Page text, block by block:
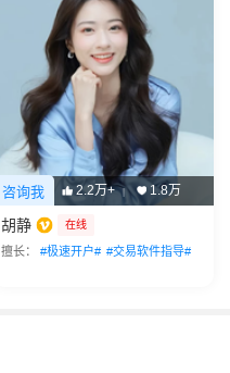
咨询我 2.2万+ | 1.8万
胡静 在线
擅长： #极速开户# #交易软件指导#